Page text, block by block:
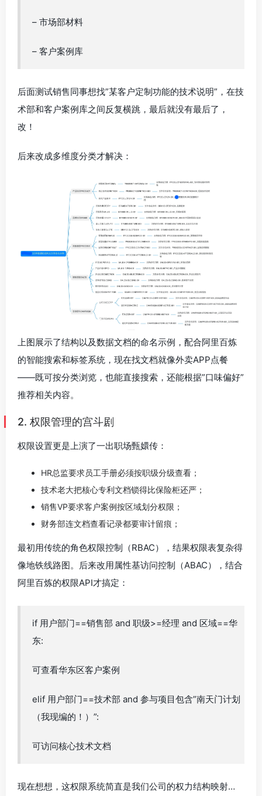
– 市场部材料
– 客户案例库
后面测试销售同事想找”某客户定制功能的技术说明”，在技
术部和客户案例库之间反复横跳，最后就没有最后了，
改！
后来改成多维度分类才解决：
上图展示了结构以及数据文档的命名示例，配合阿里百炼
的智能搜索和标签系统，现在找文档就像外卖APP点餐
——既可按分类浏览，也能直接搜索，还能根据”口味偏好”
推荐相关内容。
2. 权限管理的宫斗剧
权限设置更是上演了一出职场甄嬛传：
HR总监要求员工手册必须按职级分级查看；
技术老大把核心专利文档锁得比保险柜还严；
销售VP要求客户案例按区域划分权限；
财务部连文档查看记录都要审计留痕；
最初用传统的角色权限控制（RBAC），结果权限表复杂得
像地铁线路图。后来改用属性基访问控制（ABAC），结合
阿里百炼的权限API才搞定：
if 用户部门==销售部 and 职级>=经理 and 区域==华
东:
可查看华东区客户案例
elif 用户部门==技术部 and 参与项目包含”南天门计划
（我现编的！）”:
可访问核心技术文档
现在想想，这权限系统简直是我们公司的权力结构映射…